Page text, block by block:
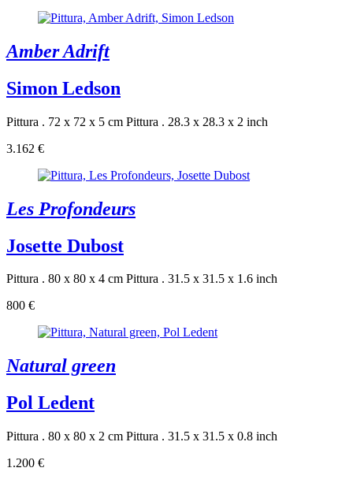
Amber Adrift
Simon Ledson
Pittura . 72 x 72 x 5 cm Pittura . 28.3 x 28.3 x 2 inch
3.162 €
Les Profondeurs
Josette Dubost
Pittura . 80 x 80 x 4 cm Pittura . 31.5 x 31.5 x 1.6 inch
800 €
Natural green
Pol Ledent
Pittura . 80 x 80 x 2 cm Pittura . 31.5 x 31.5 x 0.8 inch
1.200 €